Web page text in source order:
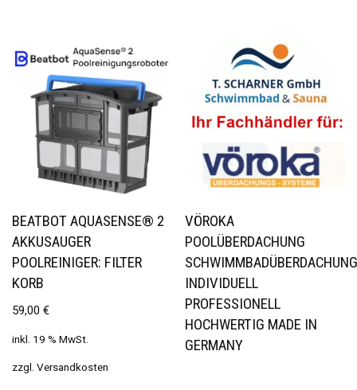
BEATBOT AQUASENSE® 2
AKKUSAUGER
POOLREINIGER: FILTER
KORB
59,00 €
inkl. 19 % MwSt.
zzgl. Versandkosten
VÖROKA
POOLÜBERDACHUNG
INDIVIDUELL
PROFESSIONELL
HOCHWERTIG MADE IN
GERMANY